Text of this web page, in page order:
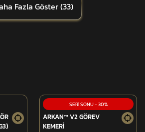
Fazla Göster(33)
SERİ SONU-30%
ARKAN™ V2 GÖREV
KEMERİ